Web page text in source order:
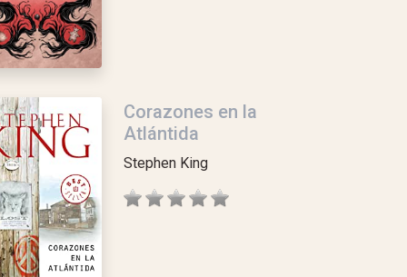
Corazones en la
Atlántida
Stephen King